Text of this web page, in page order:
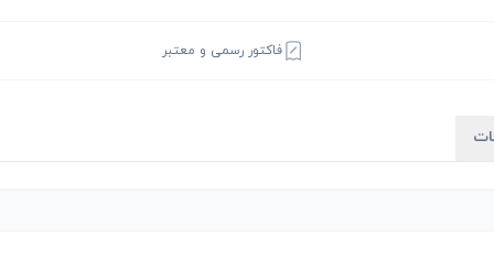
فاکتور رسمی و معتبر